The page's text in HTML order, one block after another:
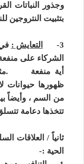
وجذور النباتات
بتثبيت النتروجين
3- التعايش :
الشركاء على
أية منفعة
ظهورها حيوانات
من السم ، وأيضاً
تتخذها دعامة
ثانياً / العلاقات
الحية :-